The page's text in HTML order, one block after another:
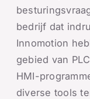
bedrijf dat
Innomotion
gebied van
HMI-
diverse tools